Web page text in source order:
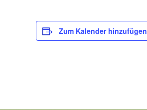
Zum Kalender hinzufügen